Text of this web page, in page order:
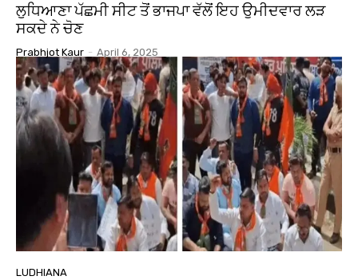
ਲੁਧਿਆਣਾ ਪੱਛਮੀ ਸੀਟ ਤੋਂ ਭਾਜਪਾ ਵੱਲੋਂ ਇਹ ਉਮੀਦਵਾਰ ਲੜ
ਸਕਦੇ ਨੇ ਚੋਣ
Prabhjot Kaur - April 6, 2025
LUDHIANA